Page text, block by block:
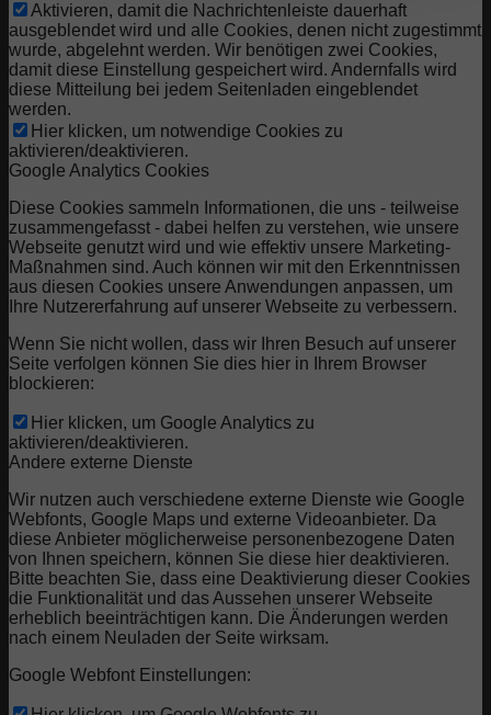
Aktivieren, damit die Nachrichtenleiste dauerhaft
ausgeblendet wird und alle Cookies, denen nicht zugestimmt
wurde, abgelehnt werden. Wir benötigen zwei Cookies,
damit diese Einstellung gespeichert wird. Andernfalls wird
diese Mitteilung bei jedem Seitenladen eingeblendet
werden.
Hier klicken, um notwendige Cookies zu
aktivieren/deaktivieren.
Google Analytics Cookies
Diese Cookies sammeln Informationen, die uns - teilweise
zusammengefasst - dabei helfen zu verstehen, wie unsere
Webseite genutzt wird und wie effektiv unsere Marketing-
Maßnahmen sind. Auch können wir mit den Erkenntnissen
aus diesen Cookies unsere Anwendungen anpassen, um
Ihre Nutzererfahrung auf unserer Webseite zu verbessern.
Wenn Sie nicht wollen, dass wir Ihren Besuch auf unserer
Seite verfolgen können Sie dies hier in Ihrem Browser
blockieren:
Hier klicken, um Google Analytics zu
aktivieren/deaktivieren.
Andere externe Dienste
Wir nutzen auch verschiedene externe Dienste wie Google
Webfonts, Google Maps und externe Videoanbieter. Da
diese Anbieter möglicherweise personenbezogene Daten
von Ihnen speichern, können Sie diese hier deaktivieren.
Bitte beachten Sie, dass eine Deaktivierung dieser Cookies
die Funktionalität und das Aussehen unserer Webseite
erheblich beeinträchtigen kann. Die Änderungen werden
nach einem Neuladen der Seite wirksam.
Google Webfont Einstellungen: